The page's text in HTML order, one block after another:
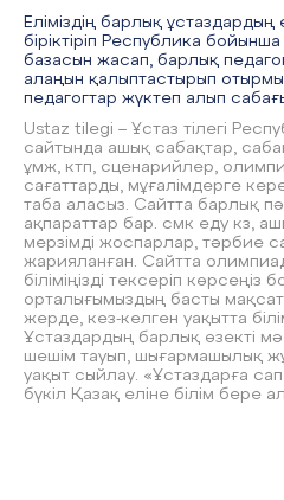
Еліміздің барлық ұстаздардың
біріктіріп Республика
базасын жасап, барлық
алаңын қалыптастырып
педагогтар жүктеп алып
Ustaz tilegi – Ұстаз тілегі
сайтында ашық сабақтар,
ұмж, ктп, сценарийлер,
сағаттарды, мұғалімдерге
таба аласыз. Сайтта барлық
ақпараттар бар. смк еду кз,
мерзімді жоспарлар, тәрбие
жарияланған. Сайтта
біліміңізді тексеріп көрсеңіз
орталығымыздың басты
жерде, кез-келген уақытта
Ұстаздардың барлық өзекті
шешім тауып, шығармашылық
уақыт сыйлау. «Ұстаздарға
бүкіл Қазақ еліне білім бере